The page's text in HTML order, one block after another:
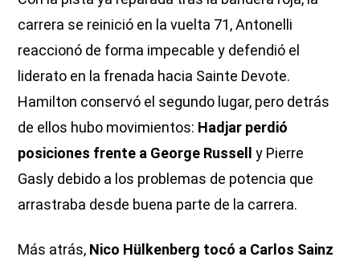
carrera se reinició en la vuelta 71, Antonelli
reaccionó de forma impecable y defendió el
liderato en la frenada hacia Sainte Devote.
Hamilton conservó el segundo lugar, pero detrás
de ellos hubo movimientos: Hadjar perdió
posiciones frente a George Russell
y Pierre
Gasly debido a los problemas de potencia que
arrastraba desde buena parte de la carrera.
Más atrás, Nico Hülkenberg tocó a Carlos Sainz